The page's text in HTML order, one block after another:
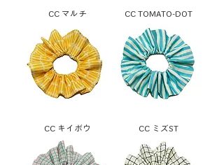
CC マルチ CC TOMATO-DOT
CC キイボウ CC ミズST